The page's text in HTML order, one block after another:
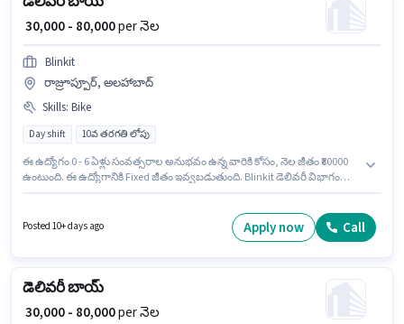
₹ 30,000 - 80,000per నెల
Blinkit
రాజ్రూప్పూర్, అలహాబాద్
Skills: Bike
Day shift 10వ తరగతి లోపు
ఈ ఉద్యోగం 0 - 6 ఏళ్లు సంవత్సరాల అనుభవం ఉన్న వారికి కోసం, నెల జీతం ₹80000
ఉంటుంది. ఈ ఉద్యోగానికి Fixed జీతం ఇవ్వబడుతుంది. Blinkit డెలివరీ విభాగంలో
ఇంగ్లీష్ లో నిపుణుడిగా ఉండాలి.
Posted 10+ days ago Apply now Call
డెలివరీ బాయ్
₹ 30,000 - 80,000per నెల